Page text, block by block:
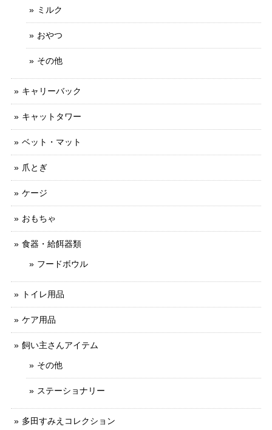
ミルク
おやつ
その他
キャリーバック
キャットタワー
ベット・マット
爪とぎ
ケージ
おもちゃ
食器・給餌器類
フードボウル
トイレ用品
ケア用品
飼い主さんアイテム
その他
ステーショナリー
多田すみえコレクション